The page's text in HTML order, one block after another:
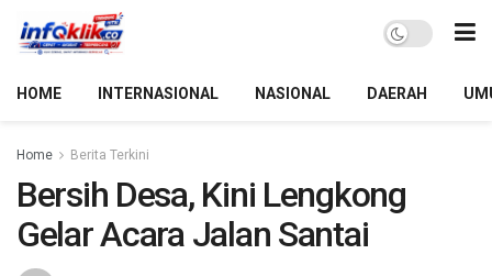
HOME INTERNASIONAL NASIONAL DAERAH
Home Berita Terkini
Bersih Desa, Kini Lengkong
Gelar Acara Jalan Santai